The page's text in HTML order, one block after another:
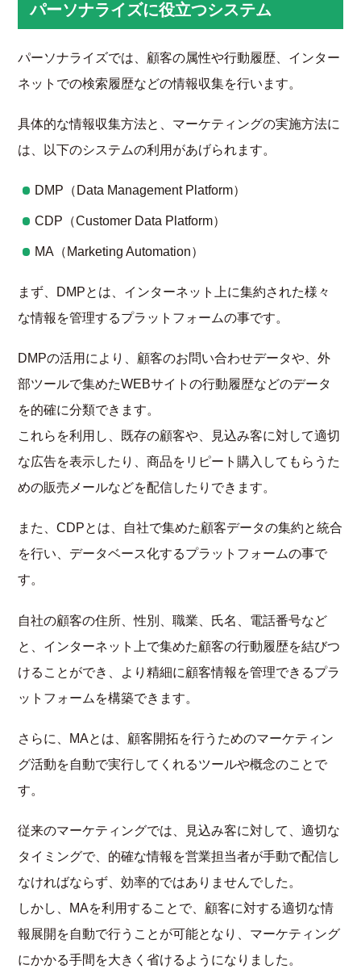
パーソナライズに役立つシステム
パーソナライズでは、顧客の属性や行動履歴、インター
ネットでの検索履歴などの情報収集を行います。
具体的な情報収集方法と、マーケティングの実施方法に
は、以下のシステムの利用があげられます。
DMP（Data Management Platform）
CDP（Customer Data Platform）
MA（Marketing Automation）
まず、DMPとは、インターネット上に集約された様々
な情報を管理するプラットフォームの事です。
DMPの活用により、顧客のお問い合わせデータや、外
部ツールで集めたWEBサイトの行動履歴などのデータ
を的確に分類できます。
これらを利用し、既存の顧客や、見込み客に対して適切
な広告を表示したり、商品をリピート購入してもらうた
めの販売メールなどを配信したりできます。
また、CDPとは、自社で集めた顧客データの集約と統合
を行い、データベース化するプラットフォームの事で
す。
自社の顧客の住所、性別、職業、氏名、電話番号など
と、インターネット上で集めた顧客の行動履歴を結びつ
けることができ、より精細に顧客情報を管理できるプラ
ットフォームを構築できます。
さらに、MAとは、顧客開拓を行うためのマーケティン
グ活動を自動で実行してくれるツールや概念のことで
す。
従来のマーケティングでは、見込み客に対して、適切な
タイミングで、的確な情報を営業担当者が手動で配信し
なければならず、効率的ではありませんでした。
しかし、MAを利用することで、顧客に対する適切な情
報展開を自動で行うことが可能となり、マーケティング
にかかる手間を大きく省けるようになりました。